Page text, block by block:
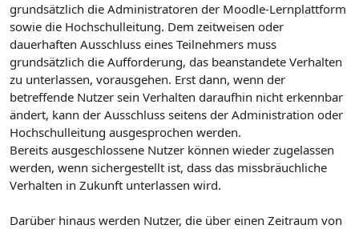
grundsätzlich die Administratoren der Moodle-Lernplattform
sowie die Hochschulleitung. Dem zeitweisen oder
dauerhaften Ausschluss eines Teilnehmers muss
grundsätzlich die Aufforderung, das beanstandete Verhalten
zu unterlassen, vorausgehen. Erst dann, wenn der
betreffende Nutzer sein Verhalten daraufhin nicht erkennbar
ändert, kann der Ausschluss seitens der Administration oder
Hochschulleitung ausgesprochen werden.
Bereits ausgeschlossene Nutzer können wieder zugelassen
werden, wenn sichergestellt ist, dass das missbräuchliche
Verhalten in Zukunft unterlassen wird.
Darüber hinaus werden Nutzer, die über einen Zeitraum von